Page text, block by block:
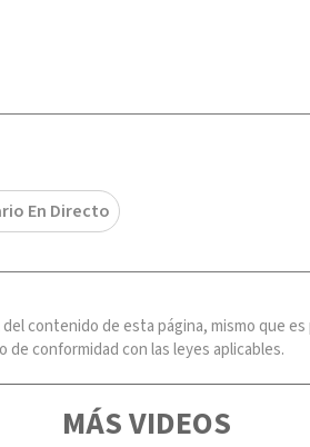
En Directo
contenido de esta página, mismo que
conformidad con las leyes aplicables.
MÁS VIDEOS